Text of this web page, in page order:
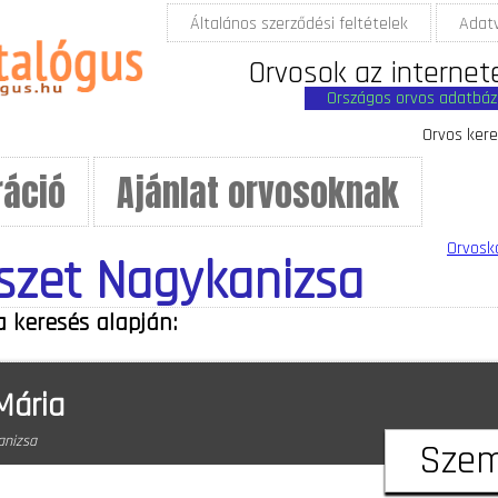
Orvos
Általános szerződési feltételek
Orvosok az
Országos orvos
Ajánlat orvosoknak
Nagykanizsa
keresés alapján: